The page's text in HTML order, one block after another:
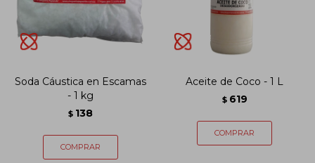
Soda Cáustica en Escamas
- 1 kg
$ 138
Aceite de Coco - 1 L
$ 619